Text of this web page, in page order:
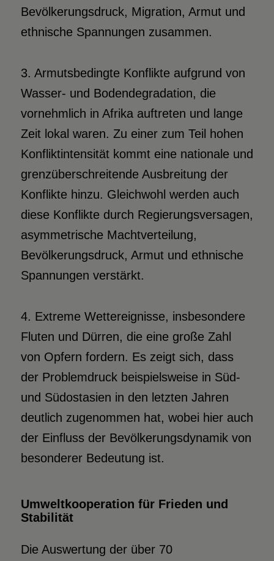
Bevölkerungsdruck, Migration, Armut und
ethnische Spannungen zusammen.
3. Armutsbedingte Konflikte aufgrund von
Wasser- und Bodendegradation, die
vornehmlich in Afrika auftreten und lange
Zeit lokal waren. Zu einer zum Teil hohen
Konfliktintensität kommt eine nationale und
grenzüberschreitende Ausbreitung der
Konflikte hinzu. Gleichwohl werden auch
diese Konflikte durch Regierungsversagen,
asymmetrische Machtverteilung,
Bevölkerungsdruck, Armut und ethnische
Spannungen verstärkt.
4. Extreme Wettereignisse, insbesondere
Fluten und Dürren, die eine große Zahl
von Opfern fordern. Es zeigt sich, dass
der Problemdruck beispielsweise in Süd-
und Südostasien in den letzten Jahren
deutlich zugenommen hat, wobei hier auch
der Einfluss der Bevölkerungsdynamik von
besonderer Bedeutung ist.
Umweltkooperation für Frieden und
Stabilität
Die Auswertung der über 70